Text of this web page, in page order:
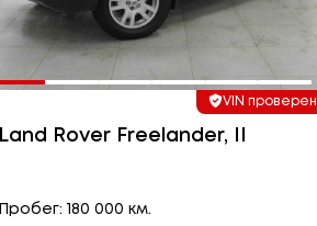
VIN проверен
Land Rover Freelander, II
Пробег: 180 000 км.